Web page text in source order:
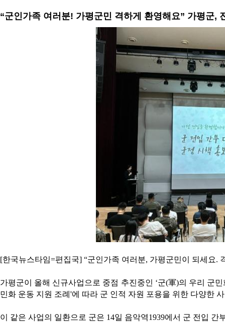
“군인가족 여러분! 가평군민 격하게 환영해요” 가평군,
[한국뉴스타임=편집국] “군인가족 여러분, 가평군민이 되세요.
가평군이 올해 신규사업으로 중점 추진중인 ‘군(軍)의 우리 군
민화 운동 지원 조례'에 따라 군 인적 자원 포용을 위한 다양한
이 같은 사업의 일환으로 군은 14일 음악역1939에서 군 전입